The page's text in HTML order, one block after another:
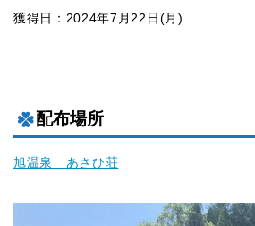
獲得日：2024年7月22日(月)
配布場所
旭温泉 あさひ荘